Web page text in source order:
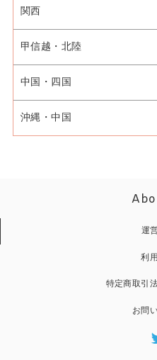
関西
甲信越・北陸
中国・四国
沖縄・中国
運
利
特定商取引
お問